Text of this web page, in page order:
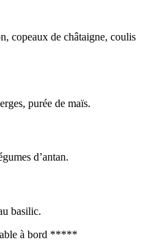
copeaux de châtaigne, coulis
purée de maïs.
d’antan.
basilic.
à bord *****